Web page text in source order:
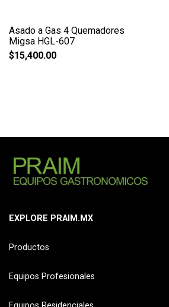
Asado a Gas 4 Quemadores
Migsa HGL-607
$15,400.00
EXPLORE PRAIM.MX
Productos
Equipos Profesionales